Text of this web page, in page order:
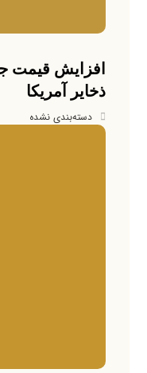
افزایش قیمت
ذخایر آمریکا
دسته‌بندی نشده